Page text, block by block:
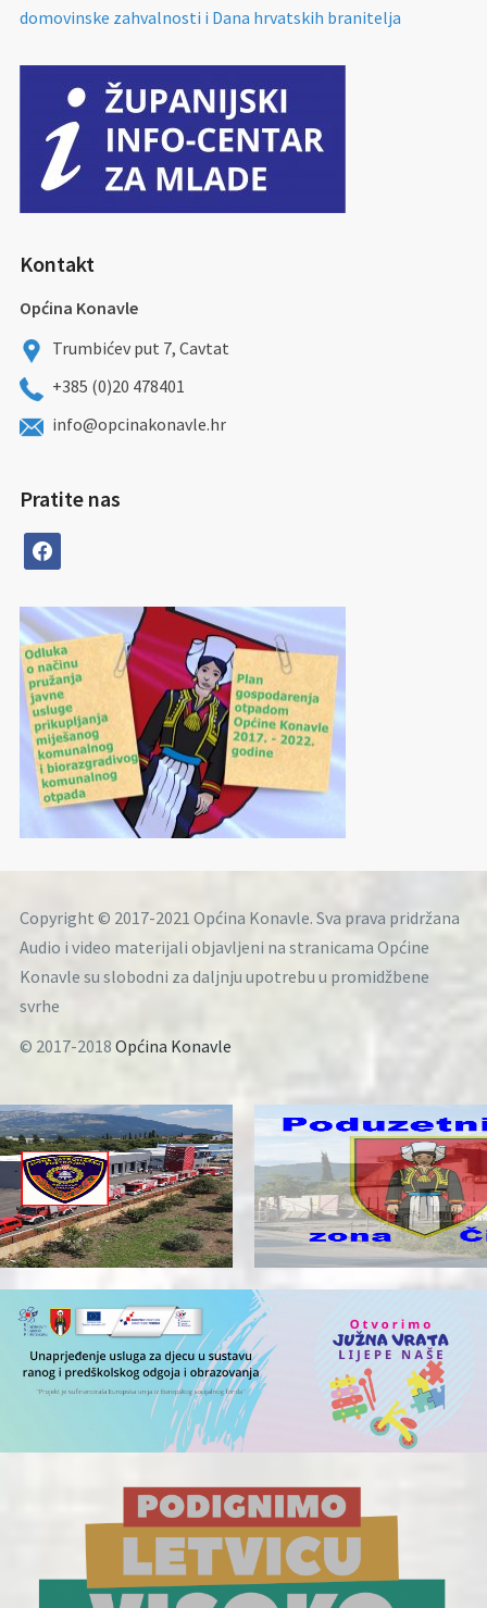
domovinske zahvalnosti i Dana hrvatskih branitelja
Kontakt
Općina Konavle
Trumbićev put 7, Cavtat
+385 (0)20 478401
info@opcinakonavle.hr
Pratite nas
facebook
Copyright © 2017-2021 Općina Konavle. Sva prava pridržana
Audio i video materijali objavljeni na stranicama Općine
Konavle su slobodni za daljnju upotrebu u promidžbene
svrhe
© 2017-2018 Općina Konavle